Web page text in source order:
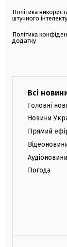
Політика
штучного інтелекту
Політика
додатку
Всі
Головні
Новини
Прямий
Аудіоновини
Погода